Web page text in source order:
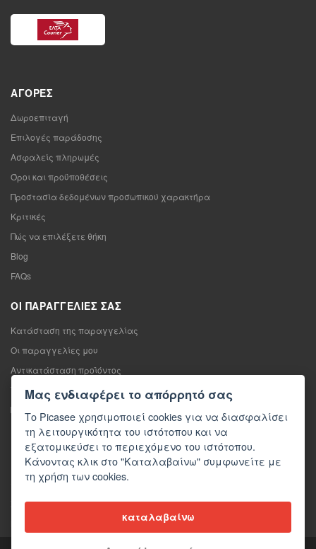
ΑΓΟΡΈΣ
Δωροεπιταγή
Επιλογές παράδοσης
Ασφαλείς πληρωμές
Όροι και προϋποθέσεις
Προστασία δεδομένων προσωπικού χαρακτήρα
Κριτικές
Πώς να επιλέξετε θήκη
Blog
FAQs
ΟΙ ΠΑΡΑΓΓΕΛΊΕΣ ΣΑΣ
Κατάσταση της παραγγελίας
Οι παραγγελίες μου
Αντικατάσταση προϊόντος
Υπαναχώρηση από τη σύμβαση πώλησης
Παράπονο
ΕΠΙΚΟΙΝΩΝΊΑ
Επικοινωνία
Φόρμα επικοινωνίας
Χονδρική πώληση
Μέσα ενημέρωσης σχετικά με εμάς
Μας ενδιαφέρει το απόρρητό σας
Το Picasee χρησιμοποιεί cookies για να διασφαλίσει
τη λειτουργικότητα του ιστότοπου και να
εξατομικεύσει το περιεχόμενο του ιστότοπου.
Κάνοντας κλικ στο "Καταλαβαίνω" συμφωνείτε με
τη χρήση των cookies.
καταλαβαίνω